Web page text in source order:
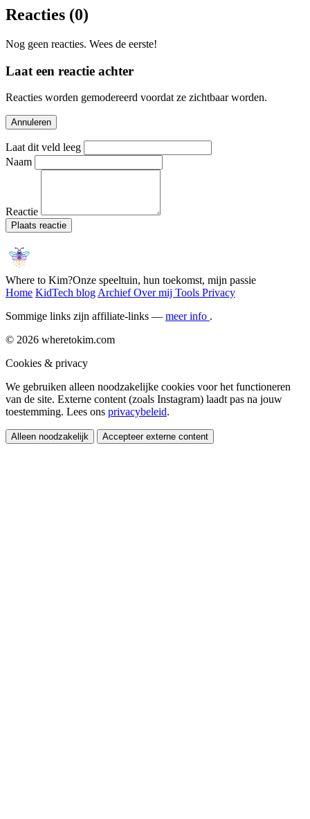
Reacties (0)
Nog geen reacties. Wees de eerste!
Laat een reactie achter
Reacties worden gemodereerd voordat ze zichtbaar worden.
Annuleren
Laat dit veld leeg
Naam
Reactie
Plaats reactie
Where to Kim?Onze speeltuin, hun toekomst, mijn passie
Home KidTech blog ArchiefOver mij Tools Privacy
Sommige links zijn affiliate-links — meer info .
© 2026 wheretokim.com
Cookies & privacy
We gebruiken alleen noodzakelijke cookies voor het functioneren
van de site. Externe content (zoals Instagram) laadt pas na jouw
toestemming. Lees ons privacybeleid.
Alleen noodzakelijk Accepteer externe content